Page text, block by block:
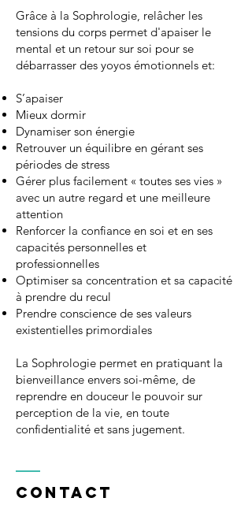
Grâce à la Sophrologie, relâcher les
tensions du corps permet d'apaiser le
mental et un retour sur soi pour se
débarrasser des yoyos émotionnels et:
S’apaiser
Mieux dormir
Dynamiser son énergie
Retrouver un équilibre en gérant ses
périodes de stress
Gérer plus facilement « toutes ses vies »
avec un autre regard et une meilleure
attention
Renforcer la confiance en soi et en ses
capacités personnelles et
professionnelles
Optimiser sa concentration et sa capacité
à prendre du recul
Prendre conscience de ses valeurs
existentielles primordiales
La Sophrologie permet en pratiquant la
bienveillance envers soi-même, de
reprendre en douceur le pouvoir sur
perception de la vie, en toute
confidentialité et sans jugement.
Contact